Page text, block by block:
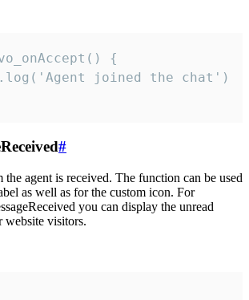
{
#
the agent is received. The function can be used
as well as for the custom icon. For
you can display the unread
website visitors.